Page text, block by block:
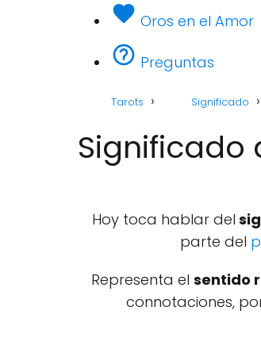
Oros en el Amor
Preguntas
Tarots Significado
Significado
Hoy toca hablar del
parte del
Representa el sentido
connotaciones,